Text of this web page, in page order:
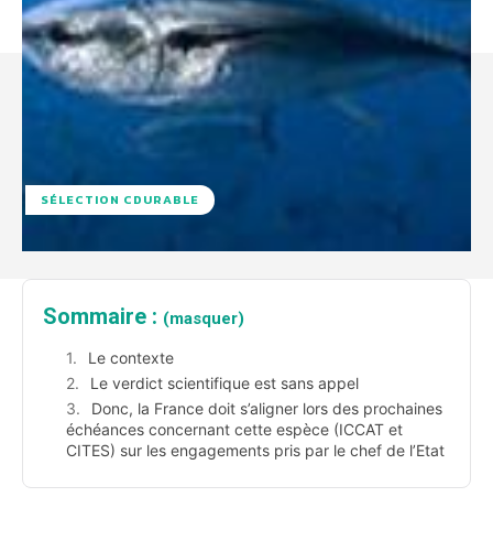
SÉLECTION CDURABLE
Sommaire : (masquer)
Le contexte
Le verdict scientifique est sans appel
Donc, la France doit s’aligner lors des prochaines
échéances concernant cette espèce (ICCAT et
CITES) sur les engagements pris par le chef de l’Etat